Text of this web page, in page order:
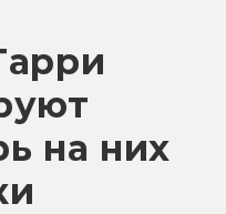
на них